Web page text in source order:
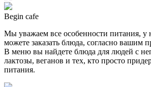
Begin cafe
Мы уважаем все особенности питания, у
можете заказать блюда, согласно вашим
В меню вы найдете блюда для людей с
лактозы, веганов и тех, кто просто
питания.